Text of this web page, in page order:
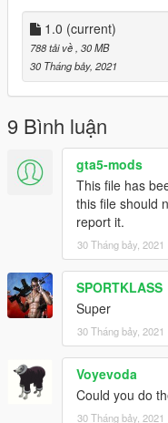
1.0 (current)
788 tải về, 30 MB
30 Tháng bảy, 2021
9 Bình luận
gta5-mods
This file has
this file should
report it.
30 Tháng bảy, 2021
SPORTKLASS
Super
30 Tháng bảy, 2021
Voyevoda
Could you do
30 Tháng bảy, 2021